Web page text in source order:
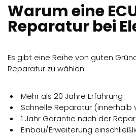
Warum eine
Reparatur bei
Es gibt eine Reihe von guten
Reparatur zu wählen:
Mehr als 20 Jahre Erfahrung
Schnelle Reparatur (innerhalb
1 Jahr Garantie nach der
Einbau/Erweiterung